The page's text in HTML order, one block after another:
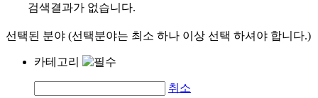
검색결과가 없습니다.
선택된 분야 (선택분야는 최소 하나 이상 선택 하셔야 합니다.)
카테고리
취소